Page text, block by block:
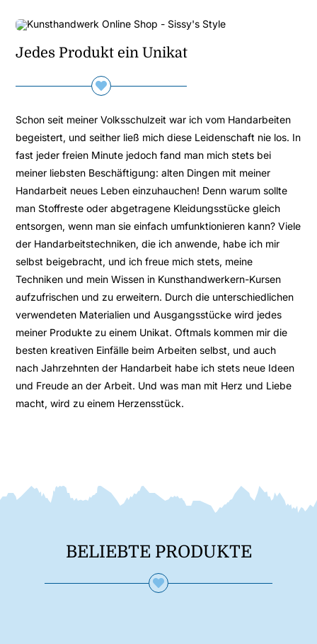
Jedes Produkt ein Unikat
Schon seit meiner Volksschulzeit war ich vom Handarbeiten
begeistert, und seither ließ mich diese Leidenschaft nie los. In
fast jeder freien Minute jedoch fand man mich stets bei
meiner liebsten Beschäftigung: alten Dingen mit meiner
Handarbeit neues Leben einzuhauchen! Denn warum sollte
man Stoffreste oder abgetragene Kleidungsstücke gleich
entsorgen, wenn man sie einfach umfunktionieren kann? Viele
der Handarbeitstechniken, die ich anwende, habe ich mir
selbst beigebracht, und ich freue mich stets, meine
Techniken und mein Wissen in Kunsthandwerkern-Kursen
aufzufrischen und zu erweitern. Durch die unterschiedlichen
verwendeten Materialien und Ausgangsstücke wird jedes
meiner Produkte zu einem Unikat. Oftmals kommen mir die
besten kreativen Einfälle beim Arbeiten selbst, und auch
nach Jahrzehnten der Handarbeit habe ich stets neue Ideen
und Freude an der Arbeit. Und was man mit Herz und Liebe
macht, wird zu einem Herzensstück.
BELIEBTE PRODUKTE